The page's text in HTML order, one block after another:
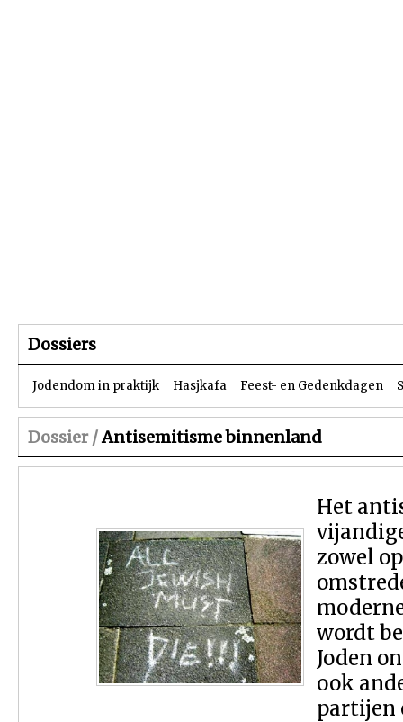
Dossiers
Jodendom in praktijk Hasjkafa Feest- en Gedenkdagen
Dossier /Antisemitisme binnenland
Het
zowel
wordt
Joden
ook
partijen